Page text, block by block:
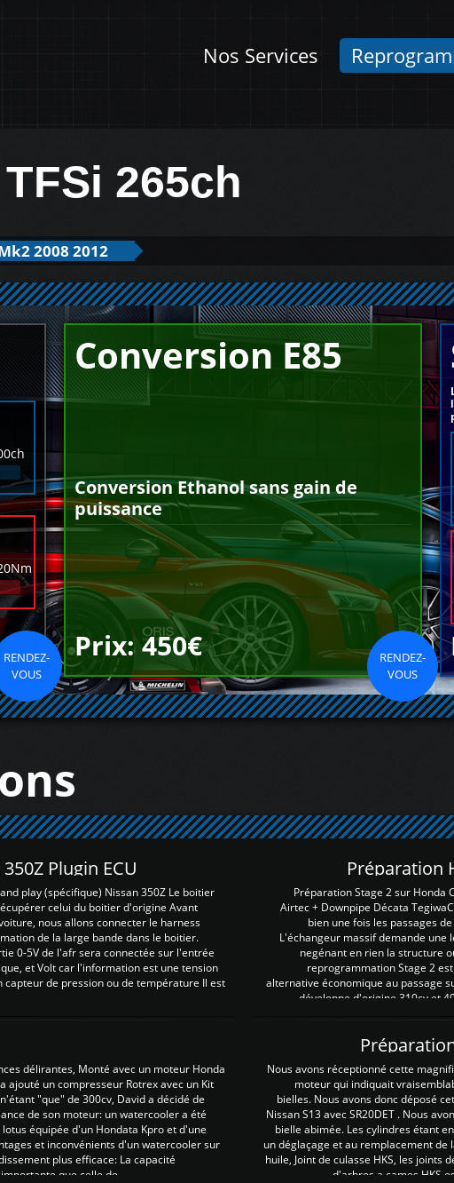
Nos Services
265ch
2008 2012
RENDEZ-
VOUS
Conversion E85
Conversion Ethanol sans gain de
puissance
Prix: 450€
RENDEZ-
VOUS
Plugin ECU
play (spécifique) Nissan 350Z Le boitier
celui du boitier d'origine Avant
nous allons connecter le harness
de la large bande dans le boitier.
0-5V de l'afr sera connectée sur l'entrée
et Volt car l'information est une tension
capteur de pression ou de température Il est
Préparation
Préparation Stage 2 sur Honda
Airtec + Downpipe Décata
bien une fois les passages
L'échangeur massif demande une
negénant en rien la structure
reprogrammation Stage 2
alternative économique au passage
développe d'origine 310cv et
délirantes, Monté avec un moteur Honda
ajouté un compresseur Rotrex avec un Kit
"que" de 300cv, David a décidé de
de son moteur: un watercooler a été
équipée d'un Hondata Kpro et d'une
et inconvénients d'un watercooler sur
plus efficace: La capacité
que celle de ...
Nous avons réceptionné cette
moteur qui indiquait
bielles. Nous avons donc déposé
Nissan S13 avec SR20DET . Nous
bielle abimée. Les cylindres étant
un déglaçage et au remplacement de
huile, Joint de culasse HKS, les joints
d'arbres a cames HKS